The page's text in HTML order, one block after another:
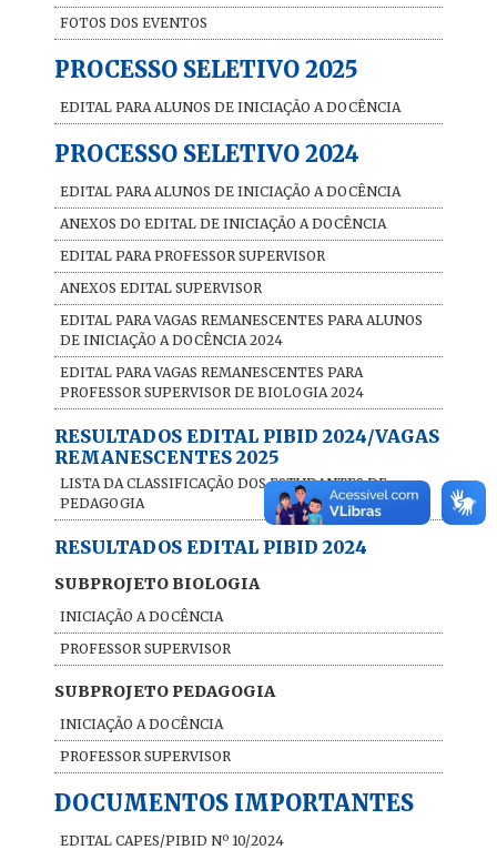
FOTOS DOS EVENTOS
PROCESSO SELETIVO 2025
EDITAL PARA ALUNOS DE INICIAÇÃO A DOCÊNCIA
PROCESSO SELETIVO 2024
EDITAL PARA ALUNOS DE INICIAÇÃO A DOCÊNCIA
ANEXOS DO EDITAL DE INICIAÇÃO A DOCÊNCIA
EDITAL PARA PROFESSOR SUPERVISOR
ANEXOS EDITAL SUPERVISOR
EDITAL PARA VAGAS REMANESCENTES PARA ALUNOS
DE INICIAÇÃO A DOCÊNCIA 2024
EDITAL PARA VAGAS REMANESCENTES PARA
PROFESSOR SUPERVISOR DE BIOLOGIA 2024
RESULTADOS EDITAL PIBID 2024/VAGAS
REMANESCENTES 2025
LISTA DA CLASSIFICAÇÃO DOS ESTUDANTES DE
PEDAGOGIA
RESULTADOS EDITAL PIBID 2024
SUBPROJETO BIOLOGIA
INICIAÇÃO A DOCÊNCIA
PROFESSOR SUPERVISOR
SUBPROJETO PEDAGOGIA
INICIAÇÃO A DOCÊNCIA
PROFESSOR SUPERVISOR
DOCUMENTOS IMPORTANTES
EDITAL CAPES/PIBID Nº 10/2024